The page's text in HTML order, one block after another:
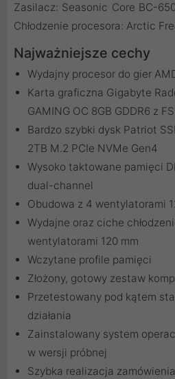
Zasilacz: Seasonic Core BC-
Chłodzenie procesora: Arctic
Najważniejsze cechy
Wydajny procesor do gier
Karta graficzna Gigabyte
GAMING OC 8GB GDDR6 z
Bardzo szybki dysk Patriot
2TB M.2 PCIe NVMe Gen4
Wysoko taktowane pamięci
dual-channel
Obudowa z 4 wentylatorami
Wydajne oraz ciche
wentylatorami 120 mm
Wczytane profile pamięci
Złożony, gotowy zestaw
Przetestowany pod kątem
działania
Zainstalowany system
w wersji próbnej
Szybka realizacja